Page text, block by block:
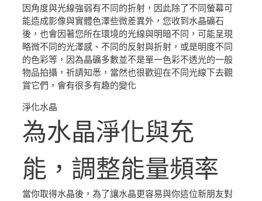
因角度與光線強弱有不同的折射，因此除了不同螢幕可
能造成影像與實體色澤些微差異外，您收到水晶礦石
後，也會因著您所在環境的光線與明暗不同，可能呈現
略微不同的光澤感、不同的反射與折射，或是明度不同
的色彩等，因為晶礦多數並不是單一色彩不透光的一般
物品拍攝，祈請知悉，當然也很歡迎在不同光線下去觀
賞它們，會有很多有趣的變化
淨化水晶
為水晶淨化與充
能，調整能量頻率
當你取得水晶後，為了讓水晶更容易與你這位新朋友對